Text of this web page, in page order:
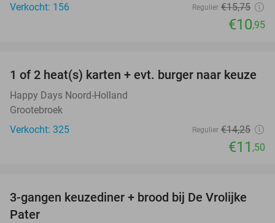
Verkocht: 156
Regulier €15,75
€10,95
19%
1 of 2 heat(s) karten + evt. burger naar keuze
Happy Days Noord-Holland
Grootebroek
Verkocht: 325
Regulier €14,25
€11 ,50
41%
3-gangen keuzediner + brood bij De Vrolijke
Pater